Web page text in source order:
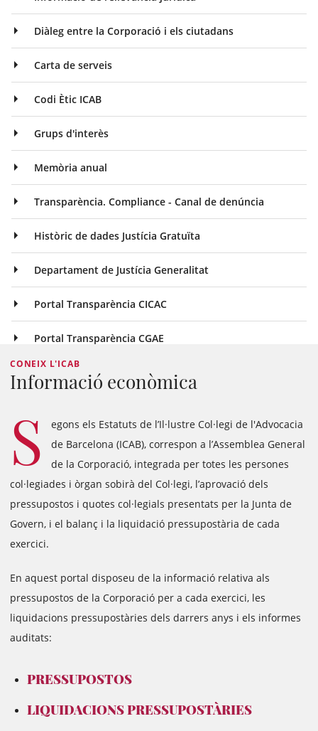
Diàleg entre la Corporació i els ciutadans
Carta de serveis
Codi Ètic ICAB
Grups d'interès
Memòria anual
Transparència. Compliance - Canal de denúncia
Històric de dades Justícia Gratuïta
Departament de Justícia Generalitat
Portal Transparència CICAC
Portal Transparència CGAE
CONEIX L'ICAB
Informació econòmica
S
egons els Estatuts de l’Il·lustre Col·legi de l'Advocacia
de Barcelona (ICAB), correspon a l’Assemblea General
de la Corporació, integrada per totes les persones
col·legiades i òrgan sobirà del Col·legi, l’aprovació dels
pressupostos i quotes col·legials presentats per la Junta de
Govern, i el balanç i la liquidació pressupostària de cada
exercici.
En aquest portal disposeu de la informació relativa als
pressupostos de la Corporació per a cada exercici, les
liquidacions pressupostàries dels darrers anys i els informes
auditats:
PRESSUPOSTOS
LIQUIDACIONS PRESSUPOSTÀRIES